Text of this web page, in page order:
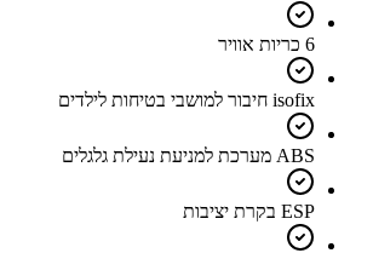
6 כריות אוויר
isofix חיבור למושבי בטיחות לילדים
ABS מערכת למניעת נעילת גלגלים
ESP בקרת יציבות